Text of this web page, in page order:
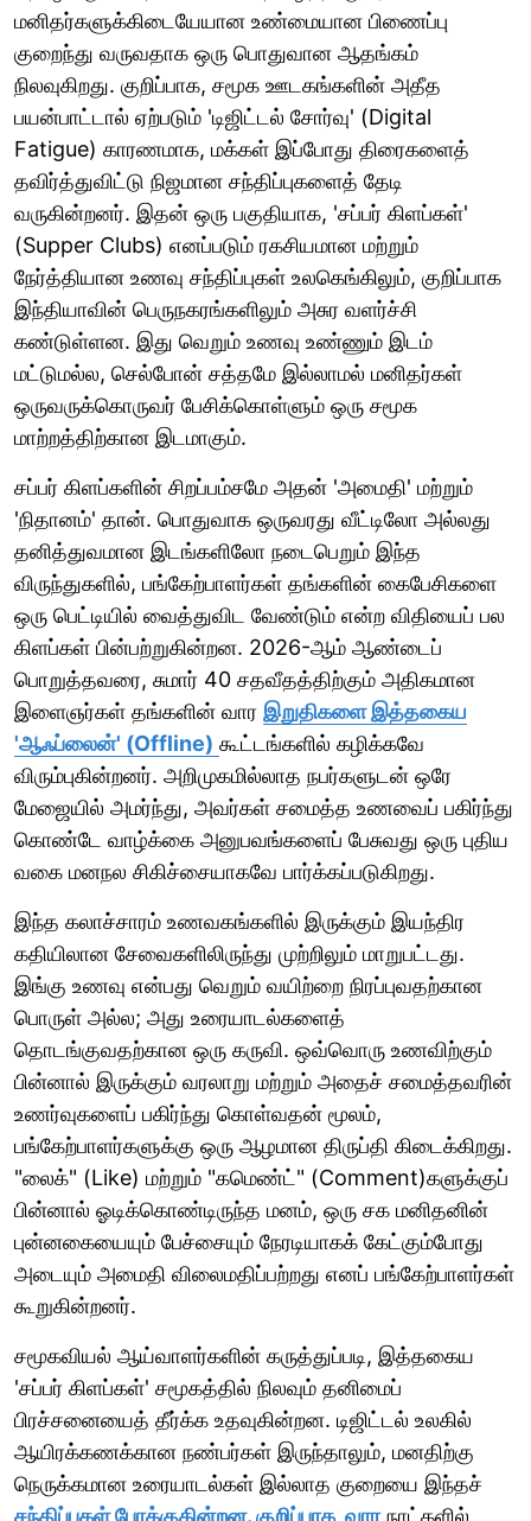
மனிதர்களுக்கிடையேயான உண்மையான பிணைப்பு
குறைந்து வருவதாக ஒரு பொதுவான ஆதங்கம்
நிலவுகிறது. குறிப்பாக, சமூக ஊடகங்களின் அதீத
பயன்பாட்டால் ஏற்படும் 'டிஜிட்டல் சோர்வு' (Digital
Fatigue) காரணமாக, மக்கள் இப்போது திரைகளைத்
தவிர்த்துவிட்டு நிஜமான சந்திப்புகளைத் தேடி
வருகின்றனர். இதன் ஒரு பகுதியாக, 'சப்பர் கிளப்கள்'
(Supper Clubs) எனப்படும் ரகசியமான மற்றும்
நேர்த்தியான உணவு சந்திப்புகள் உலகெங்கிலும், குறிப்பாக
இந்தியாவின் பெருநகரங்களிலும் அசுர வளர்ச்சி
கண்டுள்ளன. இது வெறும் உணவு உண்ணும் இடம்
மட்டுமல்ல, செல்போன் சத்தமே இல்லாமல் மனிதர்கள்
ஒருவருக்கொருவர் பேசிக்கொள்ளும் ஒரு சமூக
மாற்றத்திற்கான இடமாகும்.
சப்பர் கிளப்களின் சிறப்பம்சமே அதன் 'அமைதி' மற்றும்
'நிதானம்' தான். பொதுவாக ஒருவரது வீட்டிலோ அல்லது
தனித்துவமான இடங்களிலோ நடைபெறும் இந்த
விருந்துகளில், பங்கேற்பாளர்கள் தங்களின் கைபேசிகளை
ஒரு பெட்டியில் வைத்துவிட வேண்டும் என்ற விதியைப் பல
கிளப்கள் பின்பற்றுகின்றன. 2026-ஆம் ஆண்டைப்
பொறுத்தவரை, சுமார் 40 சதவீதத்திற்கும் அதிகமான
இளைஞர்கள் தங்களின் வார இறுதிகளை இத்தகைய
'ஆஃப்லைன்' (Offline) கூட்டங்களில் கழிக்கவே
விரும்புகின்றனர். அறிமுகமில்லாத நபர்களுடன் ஒரே
மேஜையில் அமர்ந்து, அவர்கள் சமைத்த உணவைப் பகிர்ந்து
கொண்டே வாழ்க்கை அனுபவங்களைப் பேசுவது ஒரு புதிய
வகை மனநல சிகிச்சையாகவே பார்க்கப்படுகிறது.
இந்த கலாச்சாரம் உணவகங்களில் இருக்கும் இயந்திர
கதியிலான சேவைகளிலிருந்து முற்றிலும் மாறுபட்டது.
இங்கு உணவு என்பது வெறும் வயிற்றை நிரப்புவதற்கான
பொருள் அல்ல; அது உரையாடல்களைத்
தொடங்குவதற்கான ஒரு கருவி. ஒவ்வொரு உணவிற்கும்
பின்னால் இருக்கும் வரலாறு மற்றும் அதைச் சமைத்தவரின்
உணர்வுகளைப் பகிர்ந்து கொள்வதன் மூலம்,
பங்கேற்பாளர்களுக்கு ஒரு ஆழமான திருப்தி கிடைக்கிறது.
"லைக்" (Like) மற்றும் "கமெண்ட்" (Comment)களுக்குப்
பின்னால் ஓடிக்கொண்டிருந்த மனம், ஒரு சக மனிதனின்
புன்னகையையும் பேச்சையும் நேரடியாகக் கேட்கும்போது
அடையும் அமைதி விலைமதிப்பற்றது எனப் பங்கேற்பாளர்கள்
கூறுகின்றனர்.
சமூகவியல் ஆய்வாளர்களின் கருத்துப்படி, இத்தகைய
'சப்பர் கிளப்கள்' சமூகத்தில் நிலவும் தனிமைப்
பிரச்சனையைத் தீர்க்க உதவுகின்றன. டிஜிட்டல் உலகில்
ஆயிரக்கணக்கான நண்பர்கள் இருந்தாலும், மனதிற்கு
நெருக்கமான உரையாடல்கள் இல்லாத குறையை இந்தச்
சந்திப்புகள் போக்குகின்றன. குறிப்பாக, வார நாட்களில்